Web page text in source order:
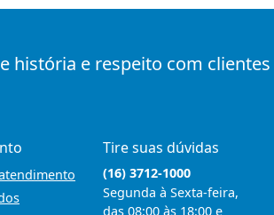
história e respeito com
Tire suas dúvidas
(16) 3712-1000
Segunda à Sexta-feira,
das 08:00 às 18:00 e